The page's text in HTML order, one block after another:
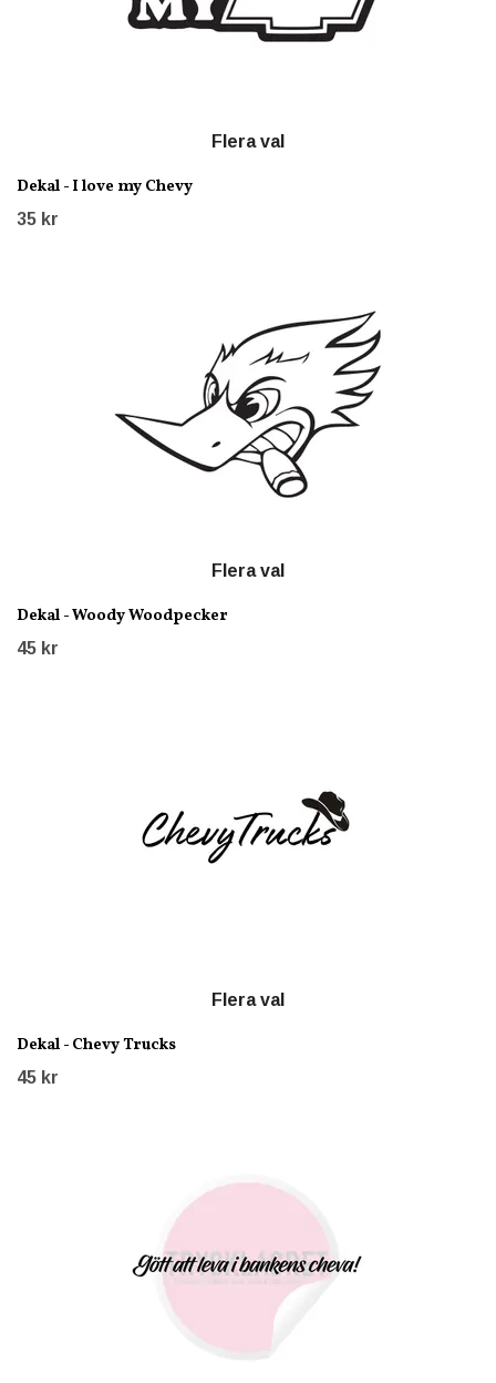
Flera val
Dekal - I love my Chevy
35 kr
Flera val
Dekal - Woody Woodpecker
45 kr
Flera val
Dekal - Chevy Trucks
45 kr